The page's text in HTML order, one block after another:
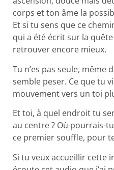
corps et ton âme la
Et si tu sens que ce
qui a été écrit sur la
retrouver encore mieux.
Tu n’es pas seule, même
semble peser. Ce que tu
mouvement vers un toi
Et toi, à quel endroit tu
au centre ? Où pourrais-
ce premier souffle, pour
Si tu veux accueillir cette